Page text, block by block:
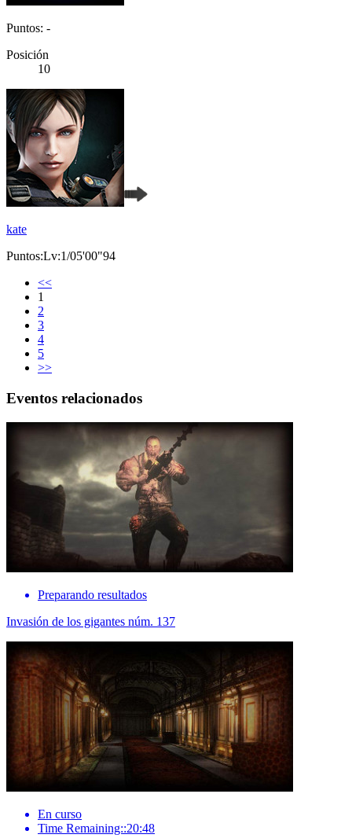
Puntos: -
Posición
10
kate
Puntos:Lv:1/05'00"94
<<
1
2
3
4
5
>>
Eventos relacionados
Preparando resultados
Invasión de los gigantes núm. 137
En curso
Time Remaining::20:48